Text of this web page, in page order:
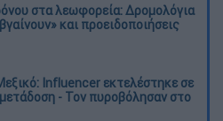
στα λεωφορεία: Δρομολόγια
και προειδοποιήσεις
Influencer εκτελέστηκε σε
- Τον πυροβόλησαν στο